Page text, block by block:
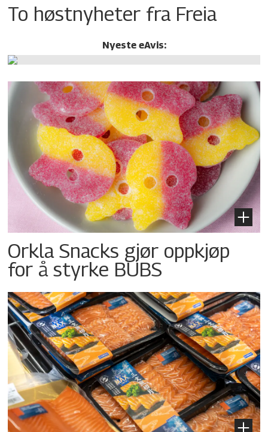
To høstnyheter fra Freia
Nyeste eAvis:
Orkla Snacks gjør oppkjøp
for å styrke BUBS